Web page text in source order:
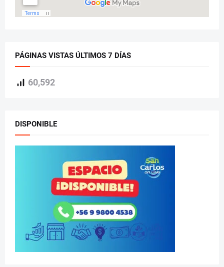
PÁGINAS VISTAS ÚLTIMOS 7 DÍAS
60,592
DISPONIBLE